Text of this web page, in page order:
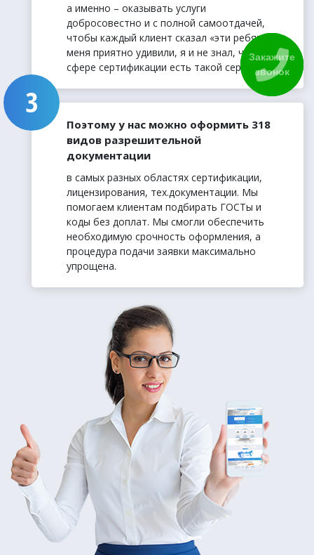
Закажите
звонок
а именно – оказывать услуги
добросовестно и с полной самоотдачей,
чтобы каждый клиент сказал «эти ребята
меня приятно удивили, я и не знал, что в
сфере сертификации есть такой сервис».
Поэтому у нас можно оформить 318
видов разрешительной
документации
в самых разных областях сертификации,
лицензирования, тех.документации. Мы
помогаем клиентам подбирать ГОСТы и
коды без доплат. Мы смогли обеспечить
необходимую срочность оформления, а
процедура подачи заявки максимально
упрощена.